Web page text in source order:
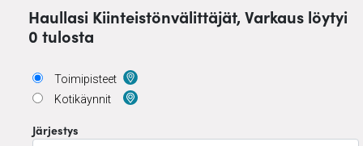
Haullasi Kiinteistönvälittäjät, Varkaus löytyi
0 tulosta
Toimipisteet
Kotikäynnit
Järjestys